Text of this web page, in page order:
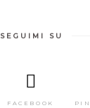
SEGUIMI SU
FACEBOOK